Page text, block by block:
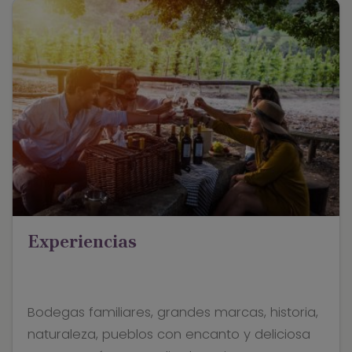
Experiencias
Bodegas familiares, grandes marcas, historia,
naturaleza, pueblos con encanto y deliciosa